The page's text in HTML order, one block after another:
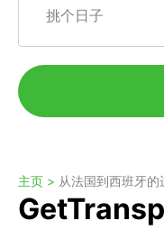
挑个日子
主页 > 从法国到西班牙的